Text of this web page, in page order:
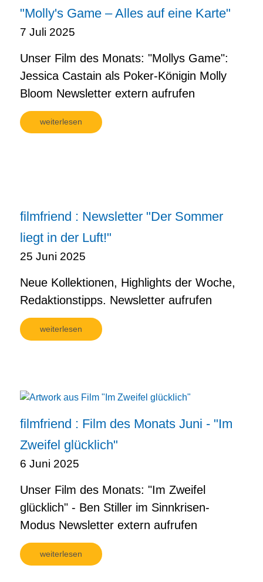
"Molly's Game – Alles auf eine Karte"
7 Juli 2025
Unser Film des Monats: "Mollys Game":
Jessica Castain als Poker-Königin Molly
Bloom Newsletter extern aufrufen
weiterlesen
filmfriend : Newsletter "Der Sommer
liegt in der Luft!"
25 Juni 2025
Neue Kollektionen, Highlights der Woche,
Redaktionstipps. Newsletter aufrufen
weiterlesen
filmfriend : Film des Monats Juni - "Im
Zweifel glücklich"
6 Juni 2025
Unser Film des Monats: "Im Zweifel
glücklich" - Ben Stiller im Sinnkrisen-
Modus Newsletter extern aufrufen
weiterlesen